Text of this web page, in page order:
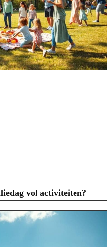
vol activiteiten?